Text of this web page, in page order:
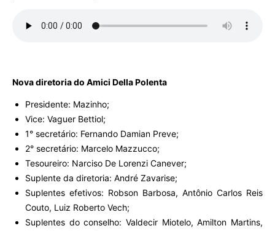
Nova diretoria do Amici Della Polenta
Presidente: Mazinho;
Vice: Vaguer Bettiol;
1° secretário: Fernando Damian Preve;
2° secretário: Marcelo Mazzucco;
Tesoureiro: Narciso De Lorenzi Canever;
Suplente da diretoria: André Zavarise;
Suplentes efetivos: Robson Barbosa, Antônio Carlos Reis
Couto, Luiz Roberto Vech;
Suplentes do conselho: Valdecir Miotelo, Amilton Martins,